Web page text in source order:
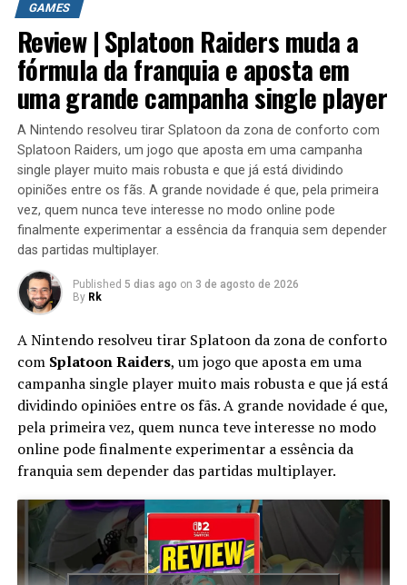
GAMES
Review | Splatoon Raiders muda a
fórmula da franquia e aposta em
uma grande campanha single player
A Nintendo resolveu tirar Splatoon da zona de conforto com
Splatoon Raiders, um jogo que aposta em uma campanha
single player muito mais robusta e que já está dividindo
opiniões entre os fãs. A grande novidade é que, pela primeira
vez, quem nunca teve interesse no modo online pode
finalmente experimentar a essência da franquia sem depender
das partidas multiplayer.
Published 5 dias ago on 3 de agosto de 2026
By Rk
A Nintendo resolveu tirar Splatoon da zona de conforto
com Splatoon Raiders, um jogo que aposta em uma
campanha single player muito mais robusta e que já está
dividindo opiniões entre os fãs. A grande novidade é que,
pela primeira vez, quem nunca teve interesse no modo
online pode finalmente experimentar a essência da
franquia sem depender das partidas multiplayer.